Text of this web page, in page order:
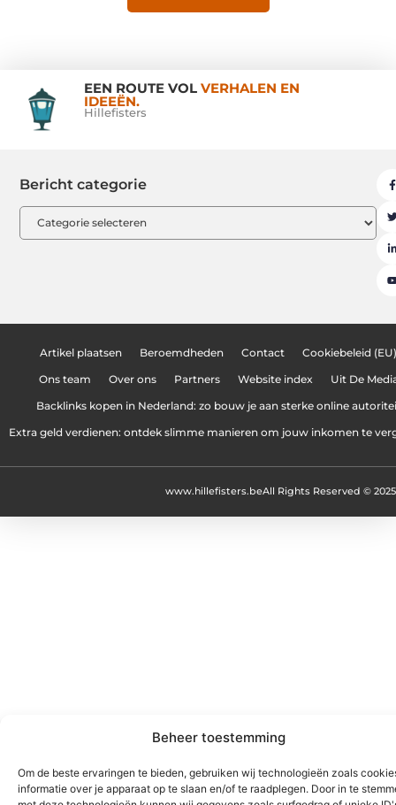
Beheer toestemming
Om de beste ervaringen te bieden, gebruiken wij technologieën zoals
informatie over je apparaat op te slaan en/of te raadplegen. Door in te
EEN ROUTE VOL VERHALEN EN
IDEEËN.
Hillefisters
Bericht categorie
Artikel plaatsen Beroemdheden Contact Cookiebeleid (EU)
Ons team Over ons Partners Website index Uit De
Backlinks kopen in Nederland: zo bouw je aan sterke online
Extra geld verdienen: ontdek slimme manieren om jouw inkomen te
All Rights Reserved © 2025
www.hillefisters.be